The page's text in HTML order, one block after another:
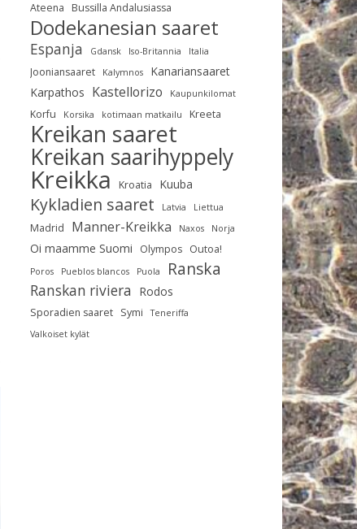
Ateena Bussilla Andalusiassa
Dodekanesian saaret
Espanja Gdansk Iso-Britannia Italia
Jooniansaaret Kalymnos
Kanariansaaret
Karpathos Kastellorizo Kaupunkilomat
Korfu Korsika kotimaan matkailu Kreeta
Kreikan saaret
Kreikan saarihyppely
Kreikka Kroatia Kuuba
Kykladien saaret Latvia Liettua
Madrid Manner-Kreikka Naxos Norja
Oi maamme Suomi Olympos Outoa!
Poros Pueblos blancos Puola Ranska
Ranskan riviera Rodos
Sporadien saaret Symi
Teneriffa
Valkoiset kylät